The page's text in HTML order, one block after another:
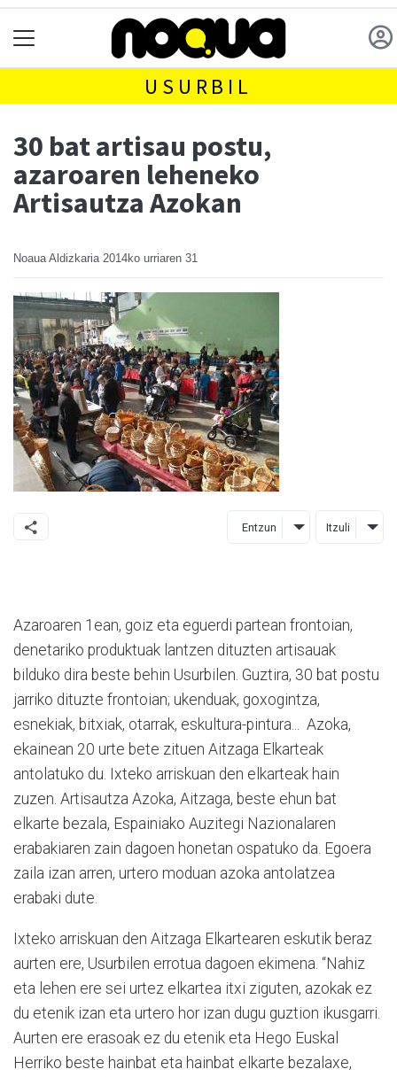
USURBIL
30 bat artisau postu,
azaroaren leheneko
Artisautza Azokan
Noaua Aldizkaria 2014ko urriaren 31
Entzun Itzuli
Azaroaren 1ean, goiz eta eguerdi partean frontoian,
denetariko produktuak lantzen dituzten artisauak
bilduko dira beste behin Usurbilen. Guztira, 30 bat postu
jarriko dituzte frontoian; ukenduak, goxogintza,
esnekiak, bitxiak, otarrak, eskultura-pintura... Azoka,
ekainean 20 urte bete zituen Aitzaga Elkarteak
antolatuko du. Ixteko arriskuan den elkarteak hain
zuzen. Artisautza Azoka, Aitzaga, beste ehun bat
elkarte bezala, Espainiako Auzitegi Nazionalaren
erabakiaren zain dagoen honetan ospatuko da. Egoera
zaila izan arren, urtero moduan azoka antolatzea
erabaki dute.
Ixteko arriskuan den Aitzaga Elkartearen eskutik beraz
aurten ere, Usurbilen errotua dagoen ekimena. “Nahiz
eta lehen ere sei urtez elkartea itxi ziguten, azokak ez
du etenik izan eta urtero hor izan dugu guztion ikusgarri.
Aurten ere erasoak ez du etenik eta Hego Euskal
Herriko beste hainbat eta hainbat elkarte bezalaxe,